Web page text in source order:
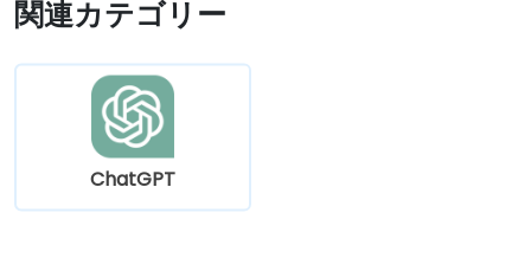
関連カテゴリー
ChatGPT